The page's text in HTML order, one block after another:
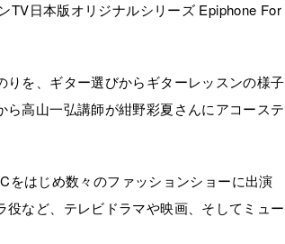
TV日本版オリジナルシリーズ Epiphone For
を、ギター選びからギターレッスンの様子
高山一弘講師が紺野彩夏さんにアコーステ
をはじめ数々のファッションショーに出演
など、テレビドラマや映画、そしてミュー